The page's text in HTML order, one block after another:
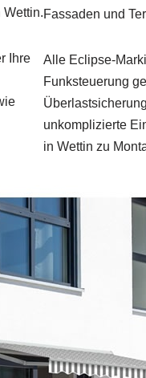
Wettin.
Ihre
Fassaden und
Alle
Funksteuerung
unkomplizierte
in Wettin zu